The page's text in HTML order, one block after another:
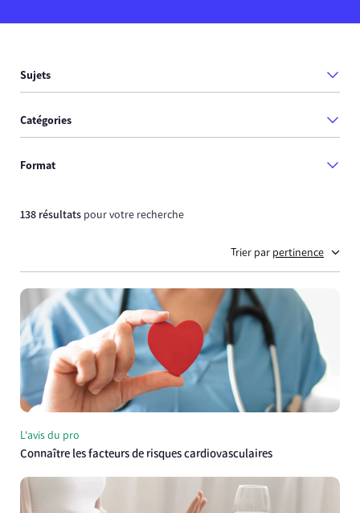
Sujets
Catégories
Format
138 résultats pour votre recherche
Trier par pertinence
L'avis du pro
Connaître les facteurs de risques cardiovasculaires